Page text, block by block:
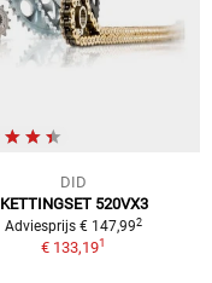
DID
KETTINGSET 520VX3
Adviesprijs € 147,992
€ 133,191